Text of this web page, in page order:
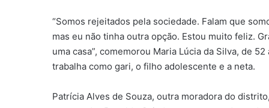
“Somos rejeitados pela sociedade. Falam que
mas eu não tinha outra opção. Estou muito feliz.
uma casa”, comemorou Maria Lúcia da Silva, de
trabalha como gari, o filho adolescente e a neta.
Patrícia Alves de Souza, outra moradora do